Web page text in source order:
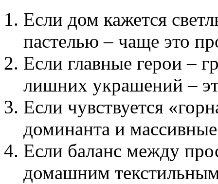
Если дом кажется
пастелью – чаще это
Если главные герои –
лишних украшений –
Если чувствуется
доминанта и
Если баланс между
домашним